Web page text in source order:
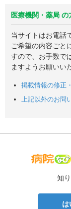
医療機関・薬局 の
当サイトはお電話
ご希望の内容ごと
すので、お手数で
ますようお願いい
掲載情報の修正
上記以外のお問
知
は